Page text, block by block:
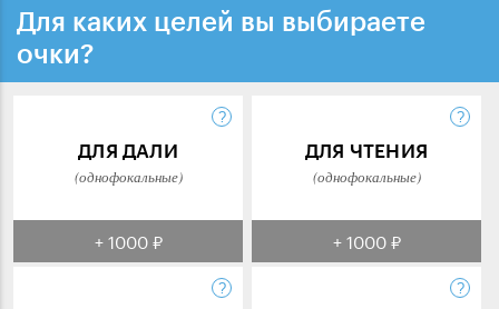
Для каких целей вы выбираете
очки?
ДЛЯ ДАЛИ
(однофокальные)
+ 1000 ₽
ДЛЯ ЧТЕНИЯ
(однофокальные)
+ 1000 ₽